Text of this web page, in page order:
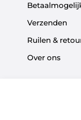
Verzenden
Ruilen &
Over ons